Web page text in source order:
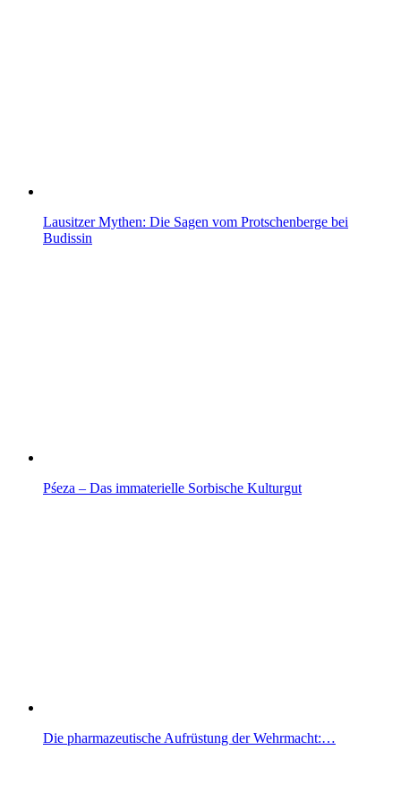
Lausitzer Mythen: Die Sagen vom Protschenberge bei
Budissin
Pśeza – Das immaterielle Sorbische Kulturgut
Die pharmazeutische Aufrüstung der Wehrmacht:…